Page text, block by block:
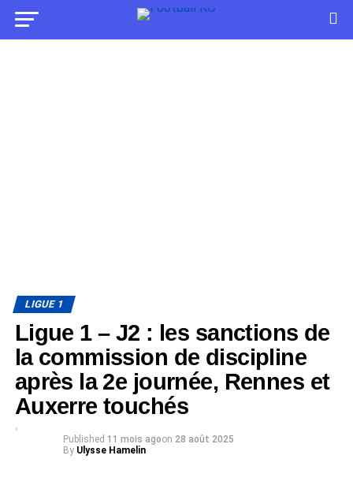
LIGUE 1
Ligue 1 – J2 : les sanctions de
la commission de discipline
après la 2e journée, Rennes et
Auxerre touchés
Published 11 mois agoon 28 août 2025
By Ulysse Hamelin